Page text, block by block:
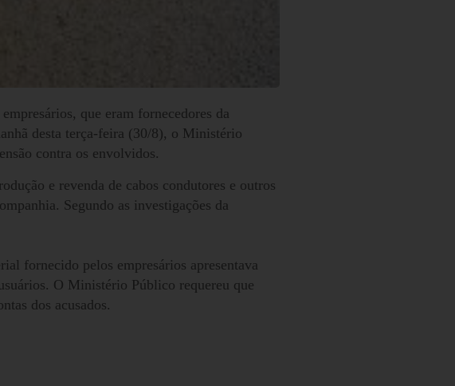
que eram fornecedores da
desta terça-feira (30/8), o Ministério
contra os envolvidos.
e revenda de cabos condutores e outros
Segundo as investigações da
fornecido pelos empresários apresentava
O Ministério Público requereu que
dos acusados.